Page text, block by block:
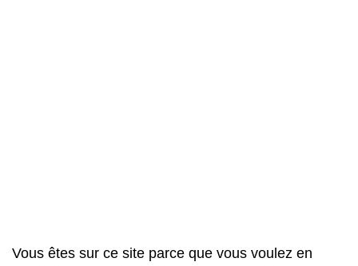
Vous êtes sur ce site parce que vous voulez en